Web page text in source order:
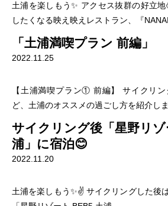
土浦を楽しもう✨ アクセス抜群の好立
したくなる映え映えレストラン、『
「土浦満喫プラン 前編」
2022.11.25
【土浦満喫プラン① 前編】 サイクリ
ど、土浦のオススメの過ごし方を紹介し
サイクリング後「星野リ
浦」に宿泊😊
2022.11.20
土浦を楽しもう✨✌️ サイクリングした後